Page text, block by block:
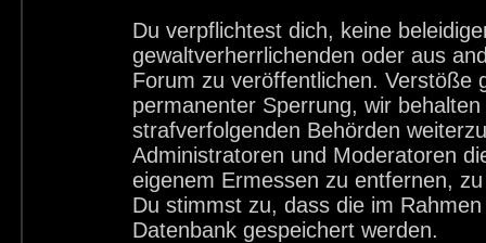
Du verpflichtest dich, keine
gewaltverherrlichenden oder aus
Forum zu veröffentlichen. Verstöße
permanenter Sperrung, wir
strafverfolgenden Behörden
Administratoren und Moderatoren
eigenem Ermessen zu entfernen,
Du stimmst zu, dass die im
Datenbank gespeichert werden.